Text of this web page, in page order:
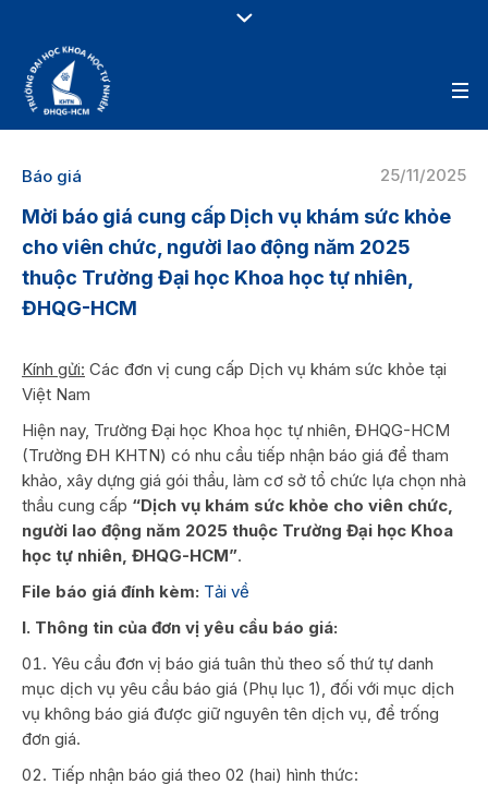
25/11/2025
Báo giá
Mời báo giá cung cấp Dịch vụ khám sức khỏe
cho viên chức, người lao động năm 2025
thuộc Trường Đại học Khoa học tự nhiên,
ĐHQG-HCM
Kính gửi: Các đơn vị cung cấp Dịch vụ khám sức khỏe tại
Việt Nam
Hiện nay, Trường Đại học Khoa học tự nhiên, ĐHQG-HCM
(Trường ĐH KHTN) có nhu cầu tiếp nhận báo giá để tham
khảo, xây dựng giá gói thầu, làm cơ sở tổ chức lựa chọn nhà
thầu cung cấp “Dịch vụ khám sức khỏe cho viên chức,
người lao động năm 2025 thuộc Trường Đại học Khoa
học tự nhiên, ĐHQG-HCM”.
File báo giá đính kèm: Tải về
I. Thông tin của đơn vị yêu cầu báo giá:
Yêu cầu đơn vị báo giá tuân thủ theo số thứ tự danh
mục dịch vụ yêu cầu báo giá (Phụ lục 1), đối với mục dịch
vụ không báo giá được giữ nguyên tên dịch vụ, để trống
đơn giá.
Tiếp nhận báo giá theo 02 (hai) hình thức: